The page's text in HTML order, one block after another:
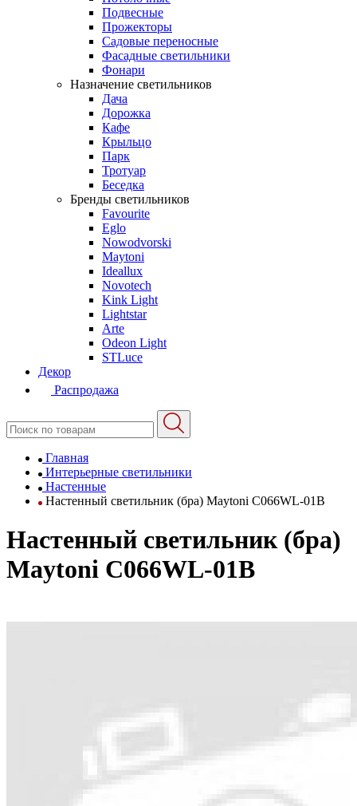
Подвесные
Прожекторы
Садовые переносные
Фасадные светильники
Фонари
Назначение светильников
Дача
Дорожка
Кафе
Крыльцо
Парк
Тротуар
Беседка
Бренды светильников
Favourite
Eglo
Nowodvorski
Maytoni
Ideallux
Novotech
Kink Light
Lightstar
Arte
Odeon Light
STLuce
Декор
Распродажа
Главная
Интерьерные светильники
Настенные
Настенный светильник (бра) Maytoni C066WL-01B
Настенный светильник (бра)
Maytoni C066WL-01B